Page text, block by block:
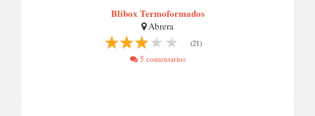
Blibox Termoformados
Abrera
(21)
5 comentarios